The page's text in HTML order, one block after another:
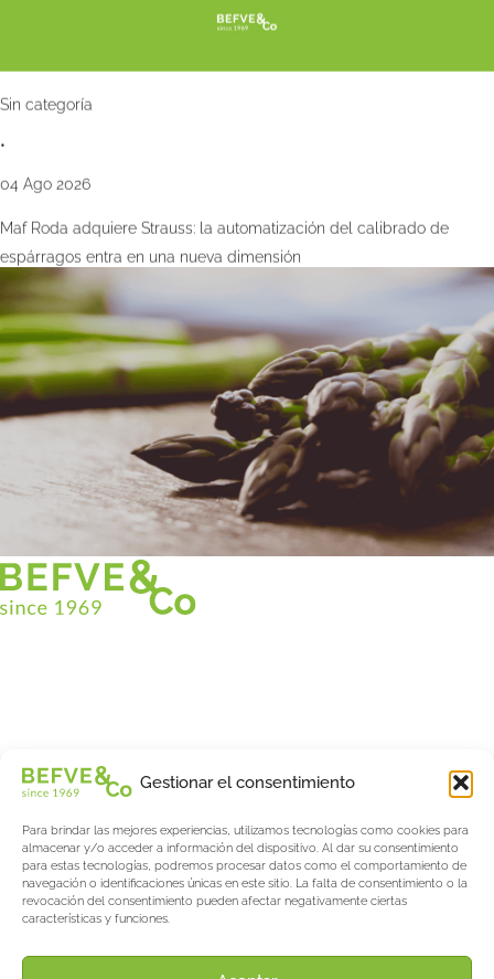
Gestionar el consentimiento
Para brindar las mejores experiencias, utilizamos tecnologías como cookies para
almacenar y/o acceder a información del dispositivo. Al dar su consentimiento
para estas tecnologías, podremos procesar datos como el comportamiento de
navegación o identificaciones únicas en este sitio. La falta de consentimiento o la
revocación del consentimiento pueden afectar negativamente ciertas
características y funciones.
Sin categoría
•
04 Ago 2026
Maf Roda adquiere Strauss: la automatización del calibrado de
espárragos entra en una nueva dimensión
Befve & Co
Servicios
Fogonadura
Actualités & Evènements
El blog de espárragos y bayas